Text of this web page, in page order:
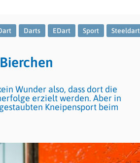
Darts EDart Sport Steeldart
Wunder also, dass dort die
erzielt werden. Aber in
Kneipensport beim